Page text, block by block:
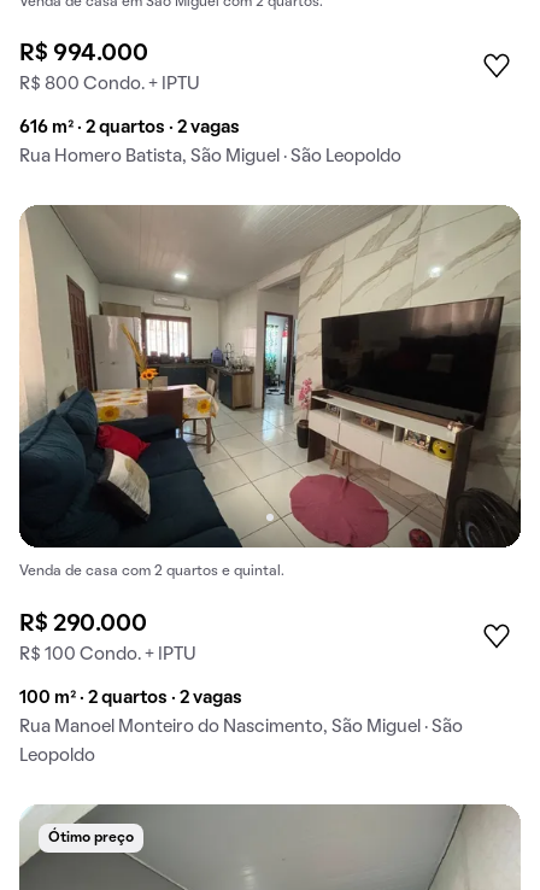
R$ 994.000
R$ 800 Condo. + IPTU
616 m² · 2 quartos · 2 vagas
Rua Homero Batista, São Miguel · São Leopoldo
Venda de casa com 2 quartos e quintal.
R$ 290.000
R$ 100 Condo. + IPTU
100 m² · 2 quartos · 2 vagas
Rua Manoel Monteiro do Nascimento, São Miguel · São
Leopoldo
Ótimo preço